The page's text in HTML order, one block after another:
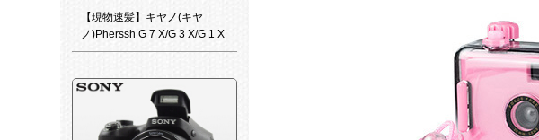
【現物速髪】キヤノ(キヤ
ノ)Pherssh G 7 X/G 3 X/G 1 X
3/G 9 X 2デギガカルショル3 X